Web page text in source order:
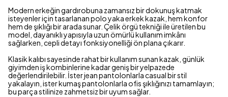
Modern erkeğin gardırobuna zamansız bir dokunuş katmak
isteyenler için tasarlanan polo yaka erkek kazak, hem konfor
hem de şıklığı bir arada sunar. Çelik örgü tekniği ile üretilen bu
model, dayanıklı yapısıyla uzun ömürlü kullanım imkânı
sağlarken, cepli detayı fonksiyonelliği ön plana çıkarır.
Klasik kalıbı sayesinde rahat bir kullanım sunan kazak, günlük
giyimden iş kombinlerine kadar geniş bir yelpazede
değerlendirilebilir. İster jean pantolonlarla casual bir stil
yakalayın, ister kumaş pantolonlarla ofis şıklığınızı tamamlayın;
bu parça stilinize zahmetsiz bir uyum sağlar.